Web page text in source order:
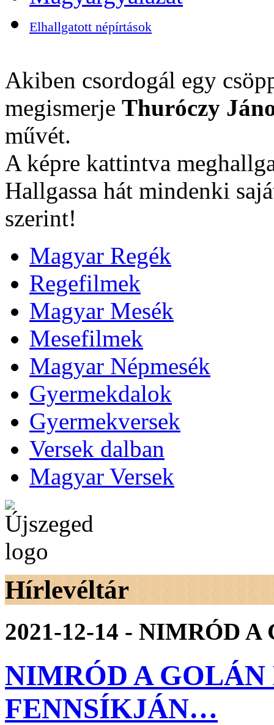
Elhallgatott népírtások
Akiben csordogál egy
megismerje Thuróczy
művét.
A képre kattintva
Hallgassa hát mindenki
szerint!
Magyar Regék
Regefilmek
Magyar Mesék
Mesefilmek
Magyar Népmesék
Gyermekdalok
Gyermekversek
Versek dalban
Magyar Versek
Hírlevéltár
2021-12-14 - NIMRÓD
NIMRÓD A
FENNSÍKJÁN…